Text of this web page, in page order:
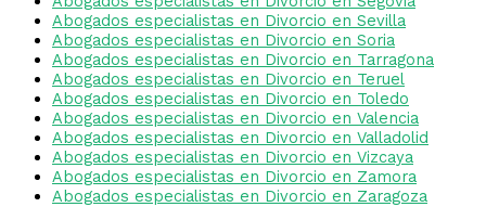
Abogados especialistas en Divorcio en Sevilla
Abogados especialistas en Divorcio en Soria
Abogados especialistas en Divorcio en Tarragona
Abogados especialistas en Divorcio en Teruel
Abogados especialistas en Divorcio en Toledo
Abogados especialistas en Divorcio en Valencia
Abogados especialistas en Divorcio en Valladolid
Abogados especialistas en Divorcio en Vizcaya
Abogados especialistas en Divorcio en Zamora
Abogados especialistas en Divorcio en Zaragoza